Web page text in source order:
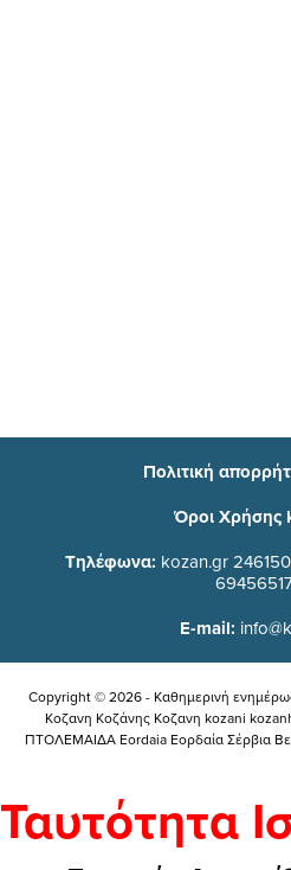
Πολιτική
Όροι Χρήσης
Τηλέφωνα: kozan.gr
E-mail:
Copyright © 2026 - Καθημερινή
Κοζανη Κοζάνης Κοζανη kozani
ΠΤΟΛΕΜΑΙΔΑ Eordaia Εορδαία Σέρβια
Ταυτότητα